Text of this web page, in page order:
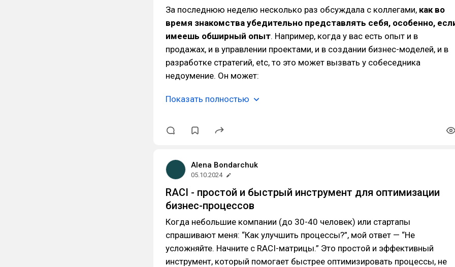
За последнюю неделю несколько раз обсуждала с коллегами, как во
время знакомства убедительно представлять себя, особенно,
имеешь обширный опыт. Например, когда у вас есть опыт и в
продажах, и в управлении проектами, и в создании бизнес-моделей, и в
разработке стратегий, etc, то это может вызвать у собеседника
недоумение. Он может:
Показать полностью
Alena Bondarchuk
05.10.2024
RACI - простой и быстрый инструмент для оптимизации
бизнес-процессов
Когда небольшие компании (до 30-40 человек) или стартапы
спрашивают меня: “Как улучшить процессы?”, мой ответ — “Не
усложняйте. Начните с RACI-матрицы.” Это простой и эффективный
инструмент, который помогает быстрее оптимизировать процессы, не